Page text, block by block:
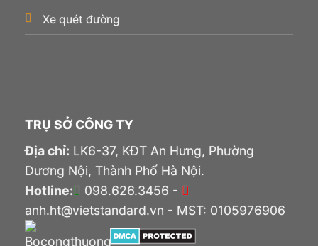
Xe quét đường
TRỤ SỞ CÔNG TY
Địa chỉ: LK6-37, KĐT An Hưng, Phường
Dương Nội, Thành Phố Hà Nội.
Hotline:
098.626.3456 -
anh.ht@vietstandard.vn - MST: 0105976906